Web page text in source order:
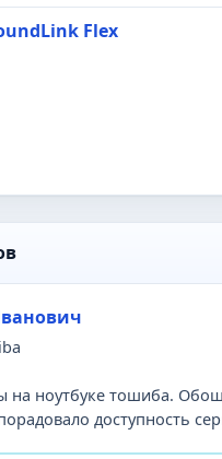
Flex
на ноутбуке тошиба.
доступность